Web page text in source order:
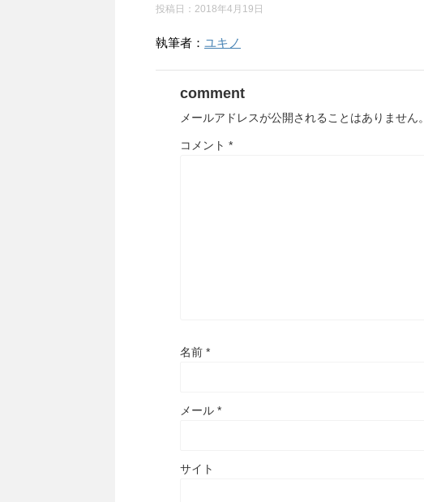
投稿日： 2018年4月19日
執筆者： ユキノ
comment
メールアドレスが公開されることはありません。
コメント *
名前 *
メール *
サイト